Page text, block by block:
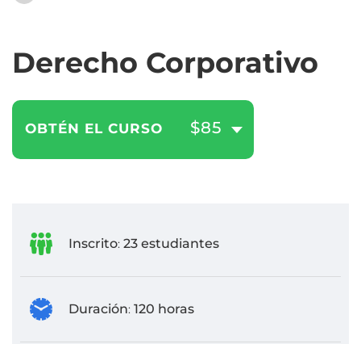
Derecho Corporativo
OBTÉN EL CURSO $85
Inscrito: 23 estudiantes
Duración: 120 horas